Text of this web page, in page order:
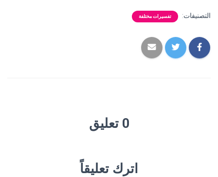
التصنيفات: تفسيرات مختلفة
0 تعليق
اترك تعليقاً